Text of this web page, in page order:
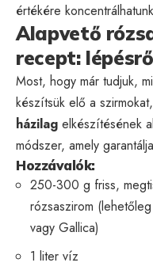
értékére
Alapvető
recept:
Most, hogy már tudjuk,
készítsük elő a
házilag elkészítésének
módszer, amely
Hozzávalók:
250-300 g friss,
rózsaszirom (lehetőleg
vagy Gallica)
1 liter víz